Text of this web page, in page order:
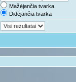
Mažėjančia tvarka
Didėjančia tvarka